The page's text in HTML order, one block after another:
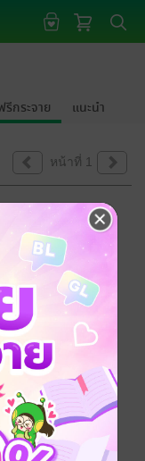
รีกระจาย แนะนำ
หน้าที่ 1
ะ
ชมค่ะ